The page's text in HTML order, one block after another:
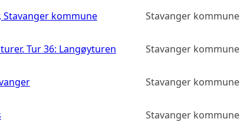
Stavanger kommune Stavanger kommune
Tur 36: Langøyturen Stavanger kommune
Stavanger kommune
Stavanger kommune